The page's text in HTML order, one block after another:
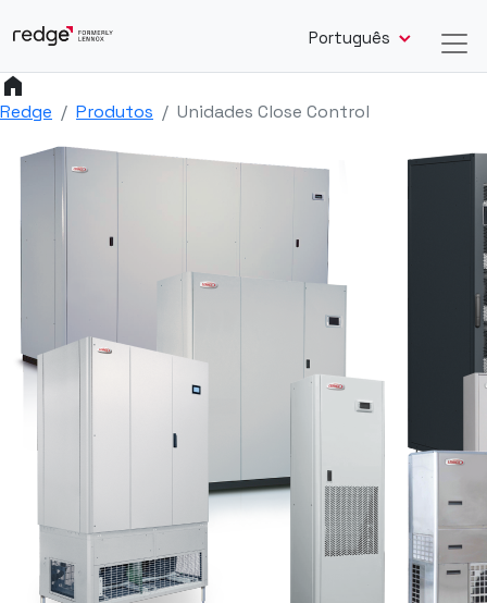
Português
home
Redge Produtos Unidades Close Control